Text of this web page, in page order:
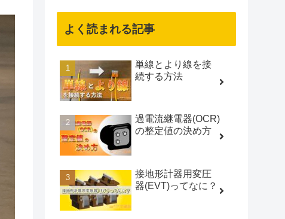
よく読まれる記事
単線とより線を接
続する方法
過電流継電器(OCR)
の整定値の決め方
接地形計器用変圧
器(EVT)ってなに？